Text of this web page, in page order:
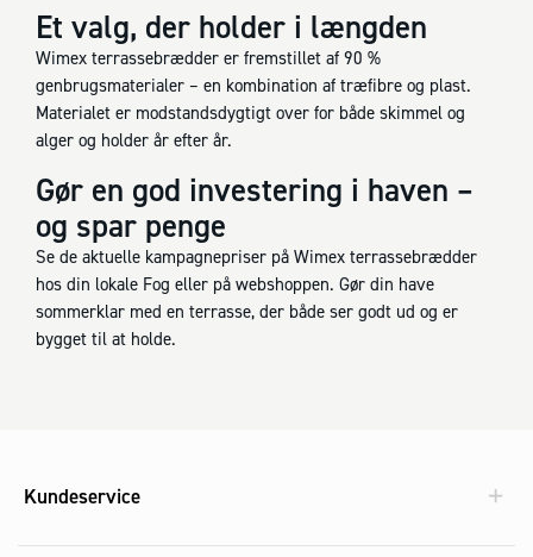
Et valg, der holder i længden
Wimex terrassebrædder er fremstillet af 90 %
genbrugsmaterialer – en kombination af træfibre og plast.
Materialet er modstandsdygtigt over for både skimmel og
alger og holder år efter år.
Gør en god investering i haven –
og spar penge
Se de aktuelle kampagnepriser på Wimex terrassebrædder
hos din lokale Fog eller på webshoppen. Gør din have
sommerklar med en terrasse, der både ser godt ud og er
bygget til at holde.
Kundeservice